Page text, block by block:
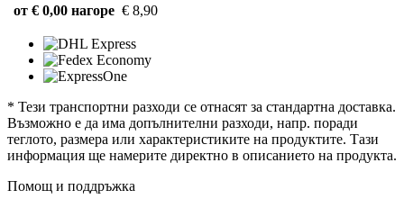
от € 0,00 нагоре € 8,90
* Тези транспортни разходи се отнасят за стандартна доставка.
Възможно е да има допълнителни разходи, напр. поради
теглото, размера или характеристиките на продуктите. Тази
информация ще намерите директно в описанието на продукта.
Помощ и поддръжка